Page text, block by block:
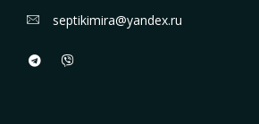
septikimira@yandex.ru